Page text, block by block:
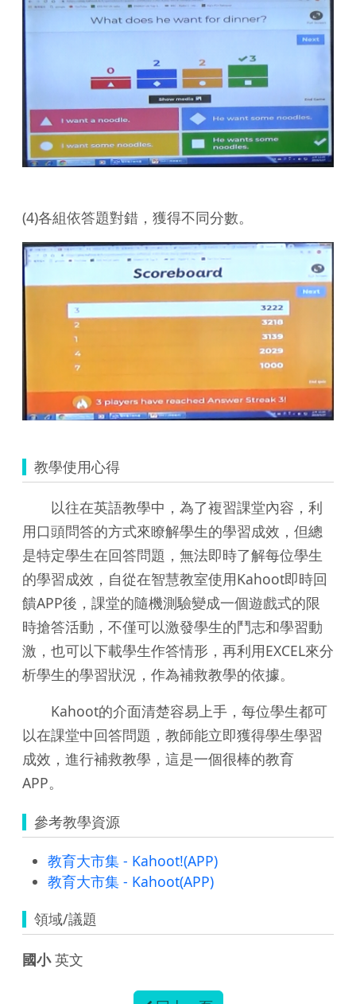
(4)各組依答題對錯，獲得不同分數。
教學使用心得
以往在英語教學中，為了複習課堂內容，利
用口頭問答的方式來瞭解學生的學習成效，但總
是特定學生在回答問題，無法即時了解每位學生
的學習成效，自從在智慧教室使用Kahoot即時回
饋APP後，課堂的隨機測驗變成一個遊戲式的限
時搶答活動，不僅可以激發學生的鬥志和學習動
激，也可以下載學生作答情形，再利用EXCEL來分
析學生的學習狀況，作為補救教學的依據。
Kahoot的介面清楚容易上手，每位學生都可
以在課堂中回答問題，教師能立即獲得學生學習
成效，進行補救教學，這是一個很棒的教育
APP。
參考教學資源
教育大市集 - Kahoot!(APP)
教育大市集 - Kahoot(APP)
領域/議題
國小英文